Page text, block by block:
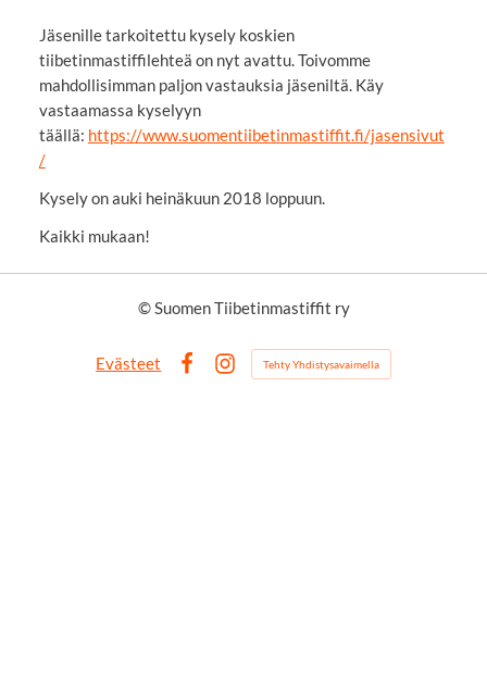
Jäsenille tarkoitettu kysely koskien
tiibetinmastiffilehteä on nyt avattu. Toivomme
mahdollisimman paljon vastauksia jäseniltä. Käy
vastaamassa kyselyyn
täällä: https://www.suomentiibetinmastiffit.fi/jasensivut
/
Kysely on auki heinäkuun 2018 loppuun.
Kaikki mukaan!
©Suomen Tiibetinmastiffit ry
Evästeet
FacebookInstagram
Tehty Yhdistysavaimella